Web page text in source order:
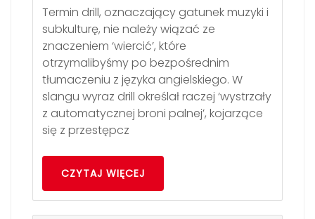
Termin drill, oznaczający gatunek muzyki i
subkulturę, nie należy wiązać ze
znaczeniem ‘wiercić’, które
otrzymalibyśmy po bezpośrednim
tłumaczeniu z języka angielskiego. W
slangu wyraz drill określał raczej ‘wystrzały
z automatycznej broni palnej’, kojarzące
się z przestępcz
CZYTAJ WIĘCEJ